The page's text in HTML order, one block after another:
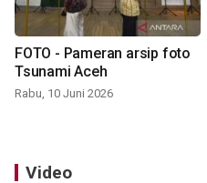
FOTO - Pameran arsip foto
Tsunami Aceh
Rabu, 10 Juni 2026
Video